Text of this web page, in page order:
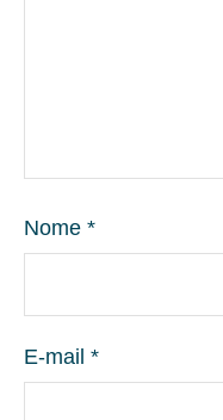
Nome *
E-mail *